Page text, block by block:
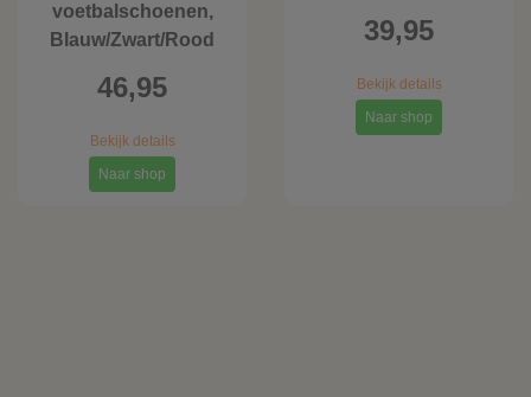
voetbalschoenen,
Blauw/Zwart/Rood
46,95
Bekijk details
Naar shop
39,95
Bekijk details
Naar shop